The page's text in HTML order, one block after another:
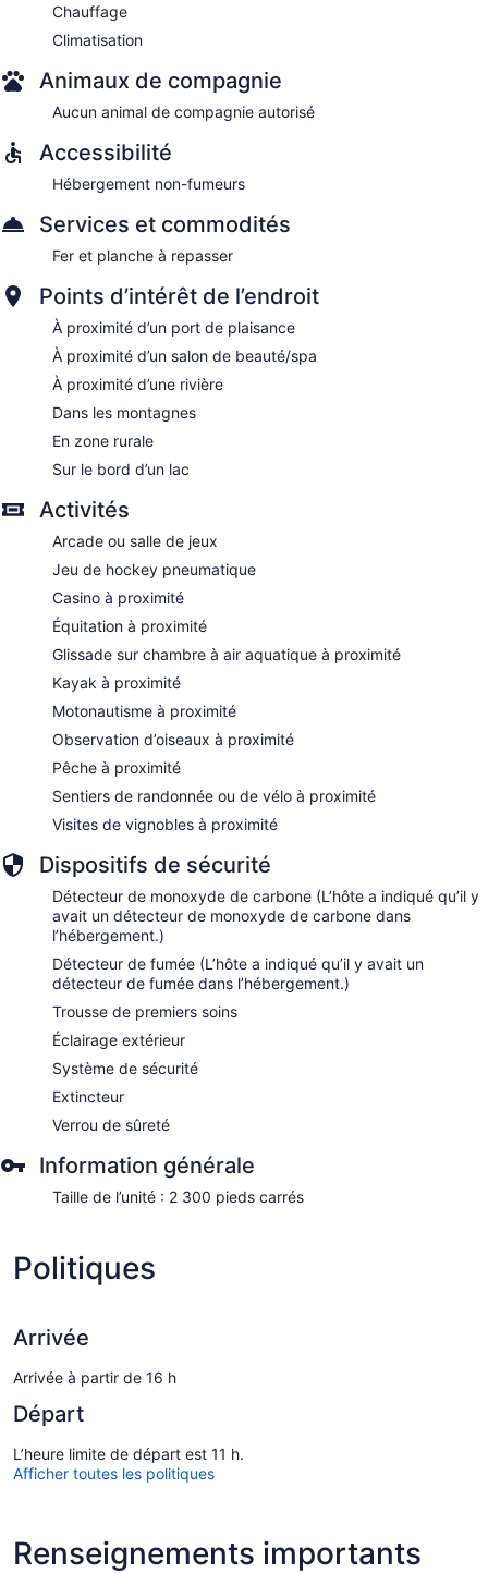
Chauffage
Climatisation
Animaux de compagnie
Aucun animal de compagnie autorisé
Accessibilité
Hébergement non-fumeurs
Services et commodités
Fer et planche à repasser
Points d’intérêt de l’endroit
À proximité d’un port de plaisance
À proximité d’un salon de beauté/spa
À proximité d’une rivière
Dans les montagnes
En zone rurale
Sur le bord d’un lac
Activités
Arcade ou salle de jeux
Jeu de hockey pneumatique
Casino à proximité
Équitation à proximité
Glissade sur chambre à air aquatique à proximité
Kayak à proximité
Motonautisme à proximité
Observation d’oiseaux à proximité
Pêche à proximité
Sentiers de randonnée ou de vélo à proximité
Visites de vignobles à proximité
Dispositifs de sécurité
Détecteur de monoxyde de carbone (L’hôte a indiqué qu’il y
avait un détecteur de monoxyde de carbone dans
l’hébergement.)
Détecteur de fumée (L’hôte a indiqué qu’il y avait un
détecteur de fumée dans l’hébergement.)
Trousse de premiers soins
Éclairage extérieur
Système de sécurité
Extincteur
Verrou de sûreté
Information générale
Taille de l’unité : 2 300 pieds carrés
Politiques
Arrivée
Arrivée à partir de 16 h
Départ
L’heure limite de départ est 11 h.
Afficher toutes les politiques
Renseignements importants